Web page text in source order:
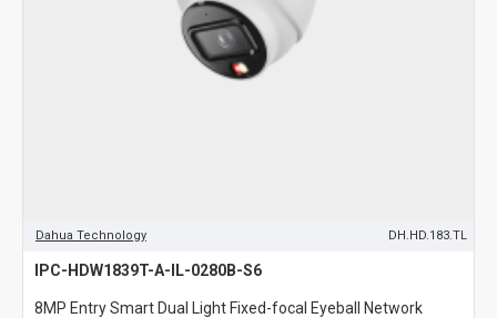
Dahua Technology DH.HD.183.TL
IPC-HDW1839T-A-IL-0280B-S6
8MP Entry Smart Dual Light Fixed-focal Eyeball Network